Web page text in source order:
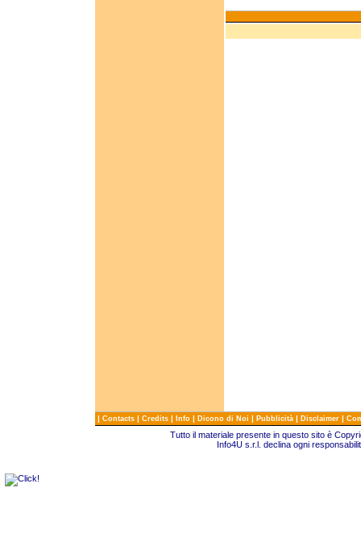
| Contacts | Credits | Info | Dicono di Noi | Pubblicità | Disclaimer |
Tutto il materiale presente in questo sito è
Info4U s.r.l. declina ogni